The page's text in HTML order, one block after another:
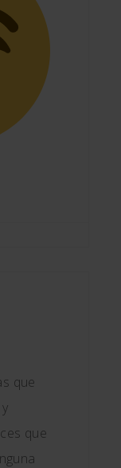
que
que